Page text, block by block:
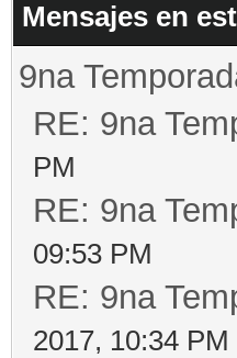
Mensajes en
9na
RE: 9na
PM
RE: 9na
09:53 PM
RE: 9na
2017, 10:34 PM